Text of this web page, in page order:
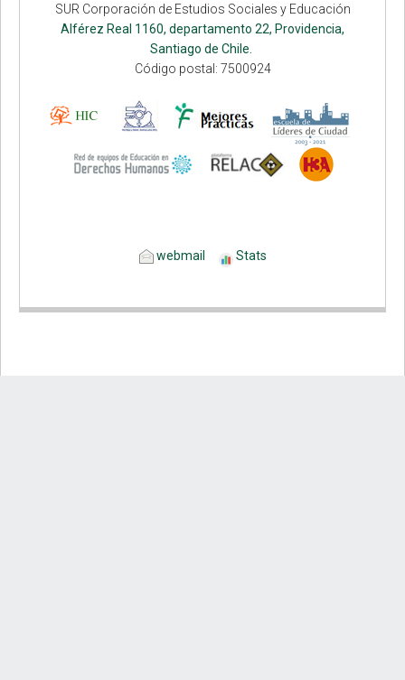
SUR Corporación de Estudios Sociales y Educación
Alférez Real 1160, departamento 22, Providencia,
Santiago de Chile.
Código postal: 7500924
webmail Stats